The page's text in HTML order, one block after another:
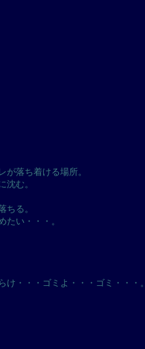
落ち着ける場所。
沈む。
ちる。
い・・・。
・・・ゴミよ・・・ゴミ・・・